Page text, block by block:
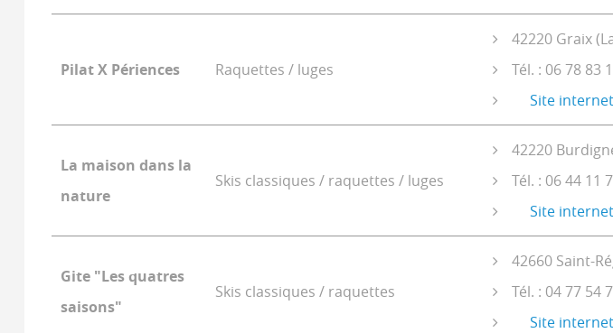
Pilat X Périences Raquettes / luges
42220 Graix
Tél. : 06 78 83
Site internet
La maison dans la
nature
Skis classiques / raquettes / luges
42220
Tél. : 06 44 11
Site internet
Gite "Les quatres
saisons"
Skis classiques / raquettes
42660 Saint-
Tél. : 04 77 54
Site internet